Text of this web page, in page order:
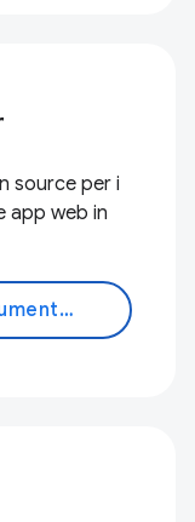
source per i
app web in
Leggi la documentazione